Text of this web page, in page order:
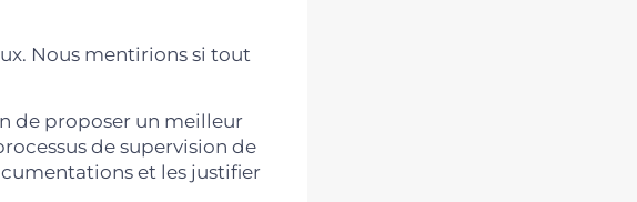
Nous mentirions si tout
de proposer un meilleur
de supervision de
et les justifier